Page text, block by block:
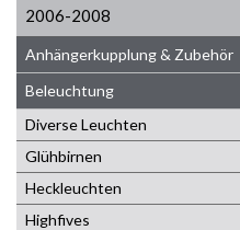
2006-2008
Anhängerkupplung & Zubehör
Beleuchtung
Diverse Leuchten
Glühbirnen
Heckleuchten
Highfives